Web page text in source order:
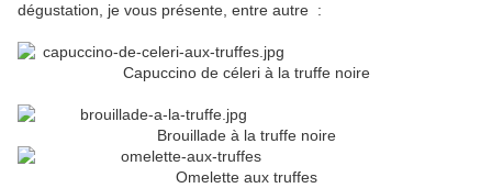
dégustation, je vous présente, entre autre :
Capuccino de céleri à la truffe noire
Brouillade à la truffe noire
Omelette aux truffes